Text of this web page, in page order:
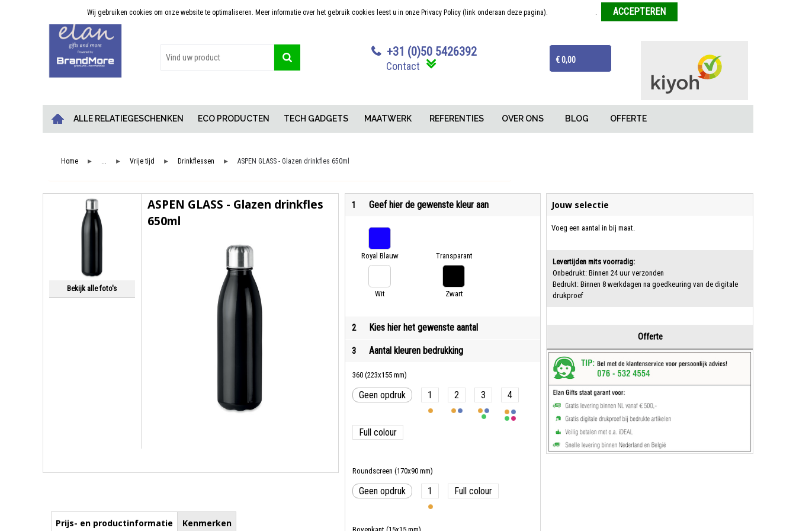
Persoonlijk advies Sterk in maatwerk Concurrerende prijzen Van tekentafel tot eindproduct
€ 0,00
+31 (0)50 5426392
Contact
ALLE RELATIEGESCHENKEN ECO PRODUCTEN TECH GADGETS MAATWERK REFERENTIES OVER ONS BLOG OFFERTE
Home ► ... ► Vrije tijd ► Drinkflessen ► ASPEN GLASS - Glazen drinkfles 650ml
1 Geef hier de gewenste kleur aan
Royal Blauw Transparant
Wit Zwart
2 Kies hier het gewenste aantal
3 Aantal kleuren bedrukking
360 (223x155 mm)
Geen opdruk 1 2 3 4
Full colour
Roundscreen (170x90 mm)
Geen opdruk 1 Full colour
Jouw selectie
Voeg een aantal in bij maat.
Levertijden mits voorradig:
Onbedrukt: Binnen 24 uur verzonden
Bedrukt: Binnen 8 werkdagen na goedkeuring van de digitale
drukproef
Offerte
Bekijk alle foto's
ASPEN GLASS - Glazen drinkfles
650ml
Prijs- en productinformatie Kenmerken
Wij gebruiken cookies om onze website te optimaliseren. Meer informatie over het gebruik cookies leest u in onze Privacy Policy (link onderaan deze pagina). .